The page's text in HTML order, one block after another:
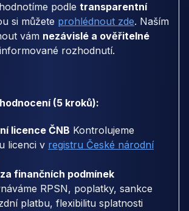
podle transparentní
si můžete prohlédnout zde. Naším
vám nezávislé a ověřitelné
rozhodnutí.
(5 kroků):
licence ČNB Kontrolujeme
licenci v registru České národní
finančních podmínek
RPSN, poplatky, sankce
platbu, flexibilitu splatnosti